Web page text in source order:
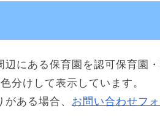
にある保育園を認可保育園
分けして表示しています。
ある場合、 お問い合わせフ